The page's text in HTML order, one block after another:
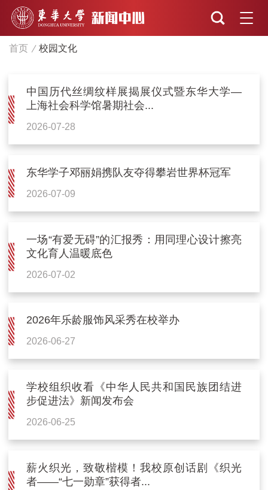
首页 校园文化
中国历代丝绸纹样展揭展仪式暨东华大学—
上海社会科学馆暑期社会...
2026-07-28
东华学子邓丽娟携队友夺得攀岩世界杯冠军
2026-07-09
一场“有爱无碍”的汇报秀：用同理心设计擦亮
文化育人温暖底色
2026-07-02
2026年乐龄服饰风采秀在校举办
2026-06-27
学校组织收看《中华人民共和国民族团结进
步促进法》新闻发布会
2026-06-25
薪火织光，致敬楷模！我校原创话剧《织光
者——“七一勋章”获得者...